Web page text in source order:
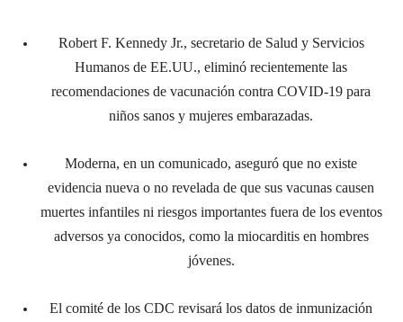
Robert F. Kennedy Jr., secretario de Salud y Servicios
Humanos de EE.UU., eliminó recientemente las
recomendaciones de vacunación contra COVID-19 para
niños sanos y mujeres embarazadas.
Moderna, en un comunicado, aseguró que no existe
evidencia nueva o no revelada de que sus vacunas causen
muertes infantiles ni riesgos importantes fuera de los eventos
adversos ya conocidos, como la miocarditis en hombres
jóvenes.
El comité de los CDC revisará los datos de inmunización